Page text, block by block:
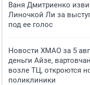
Ваня Дмитриенко
Линочкой Ли за
под ее голос
Новости ХМАО за 5
деньги Айзе,
возле ТЦ, откроются
поликлиники